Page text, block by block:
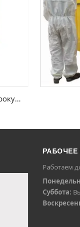
Поддон с укрытием для еврокубов BB1C
Работаем
Суббота: